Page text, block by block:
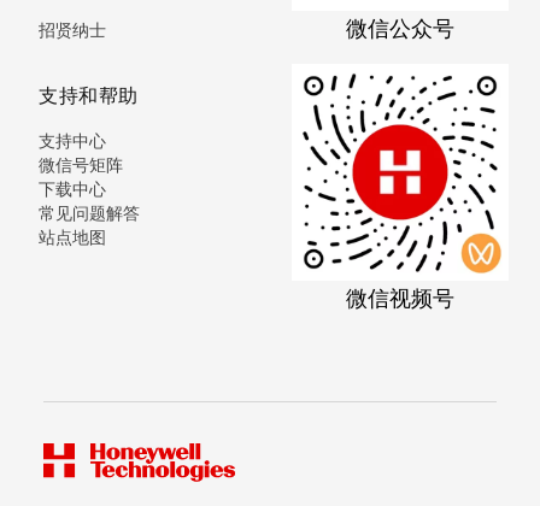
招贤纳士
支持和帮助
支持中心
微信号矩阵
下载中心
常见问题解答
站点地图
微信公众号
微信视频号